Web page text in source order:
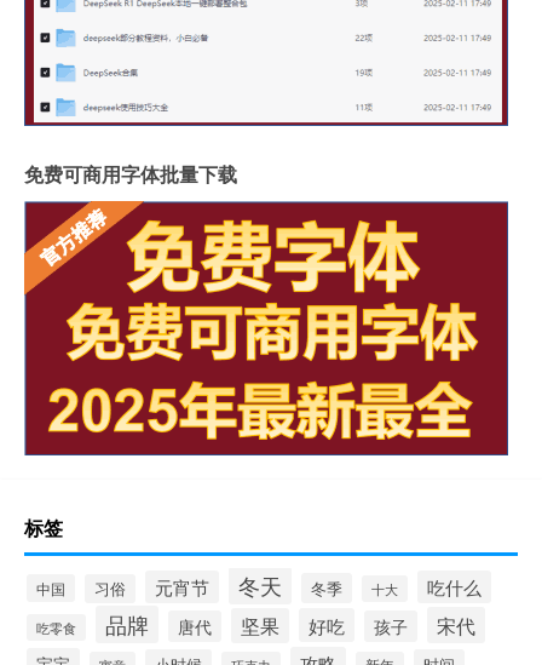
免费可商用字体批量下载
标签
中国 习俗 元宵节 冬天 冬季 十大 吃什么
吃零食 品牌 唐代 坚果 好吃 孩子 宋代